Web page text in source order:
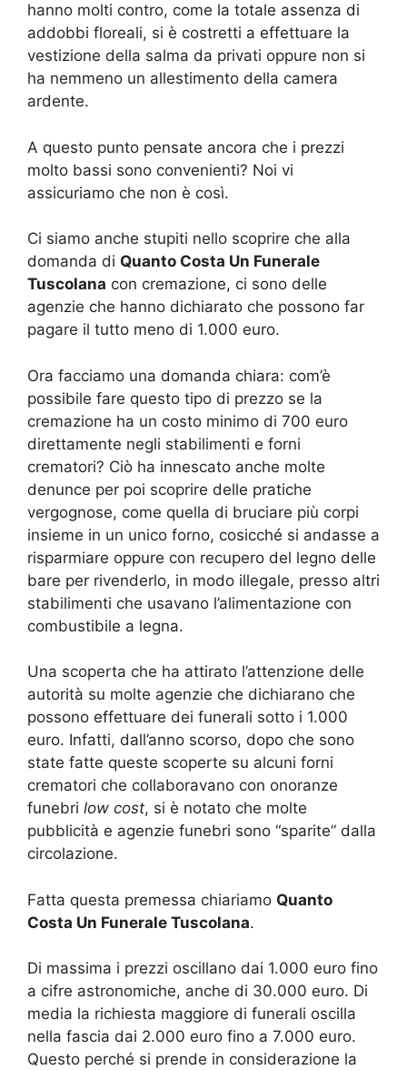
hanno molti contro, come la totale assenza di
addobbi floreali, si è costretti a effettuare la
vestizione della salma da privati oppure non si
ha nemmeno un allestimento della camera
ardente.
A questo punto pensate ancora che i prezzi
molto bassi sono convenienti? Noi vi
assicuriamo che non è così.
Ci siamo anche stupiti nello scoprire che alla
domanda di Quanto Costa Un Funerale
Tuscolana con cremazione, ci sono delle
agenzie che hanno dichiarato che possono far
pagare il tutto meno di 1.000 euro.
Ora facciamo una domanda chiara: com’è
possibile fare questo tipo di prezzo se la
cremazione ha un costo minimo di 700 euro
direttamente negli stabilimenti e forni
crematori? Ciò ha innescato anche molte
denunce per poi scoprire delle pratiche
vergognose, come quella di bruciare più corpi
insieme in un unico forno, cosicché si andasse a
risparmiare oppure con recupero del legno delle
bare per rivenderlo, in modo illegale, presso altri
stabilimenti che usavano l’alimentazione con
combustibile a legna.
Una scoperta che ha attirato l’attenzione delle
autorità su molte agenzie che dichiarano che
possono effettuare dei funerali sotto i 1.000
euro. Infatti, dall’anno scorso, dopo che sono
state fatte queste scoperte su alcuni forni
crematori che collaboravano con onoranze
funebri low cost, si è notato che molte
pubblicità e agenzie funebri sono “sparite” dalla
circolazione.
Fatta questa premessa chiariamo Quanto
Costa Un Funerale Tuscolana.
Di massima i prezzi oscillano dai 1.000 euro fino
a cifre astronomiche, anche di 30.000 euro. Di
media la richiesta maggiore di funerali oscilla
nella fascia dai 2.000 euro fino a 7.000 euro.
Questo perché si prende in considerazione la